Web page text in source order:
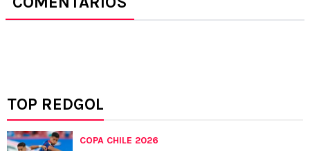
TOP REDGOL
COPA CHILE 2026